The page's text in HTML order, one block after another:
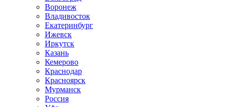
Воронеж
Владивосток
Екатеринбург
Ижевск
Иркутск
Казань
Кемерово
Краснодар
Красноярск
Мурманск
Россия